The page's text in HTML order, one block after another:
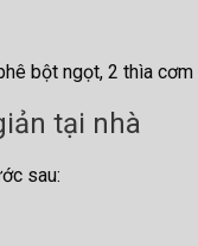
bột ngọt, 2 thìa
tại nhà
sau: